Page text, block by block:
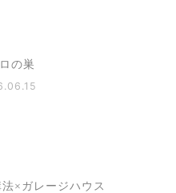
の巣
法×ガレージハウス